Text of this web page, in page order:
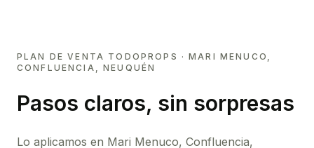
PLAN DE VENTA TODOPROPS ·MARI MENUCO,
CONFLUENCIA, NEUQUÉN
Pasos claros, sin sorpresas
Lo aplicamos en Mari Menuco, Confluencia,